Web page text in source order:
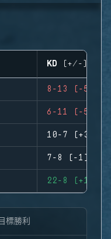
KD (+/-)
8-13 (-5)
6-11 (-5)
10-7 (+3)
7-8 (-1)
22-8 (+14)
標勝利